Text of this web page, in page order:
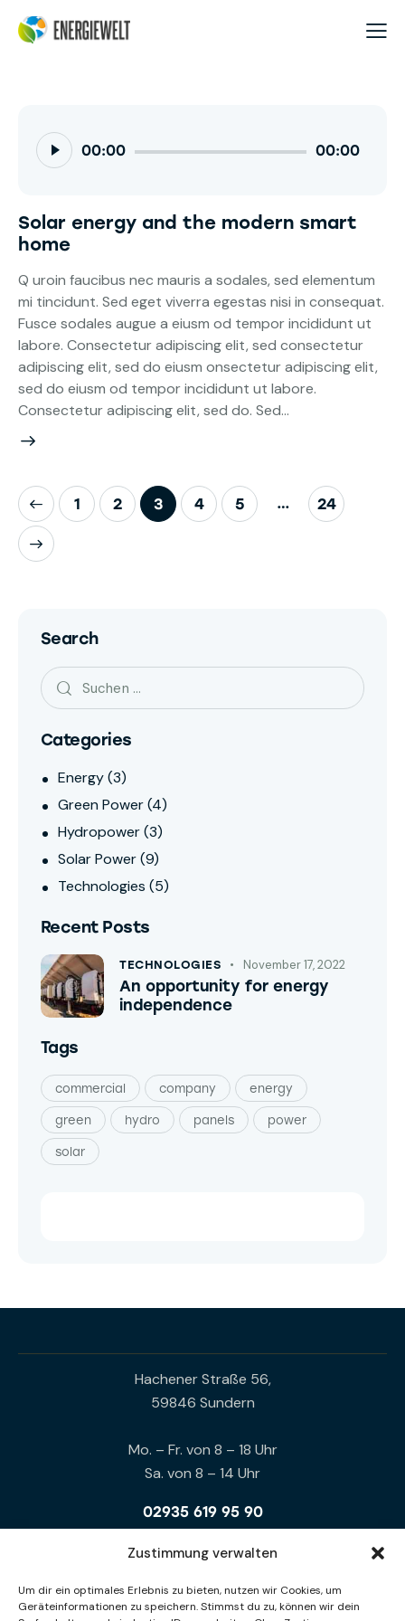
Zustimmung verwalten
Um dir ein optimales Erlebnis zu bieten, nutzen wir Cookies, um
Geräteinformationen zu speichern. Stimmst du zu, können wir dein
Audio-
Player 00:00 00:00
Solar energy and the modern smart
home
Q uroin faucibus nec mauris a sodales, sed elementum
mi tincidunt. Sed eget viverra egestas nisi in consequat.
Fusce sodales augue a eiusm od tempor incididunt ut
labore. Consectetur adipiscing elit, sed consectetur
adipiscing elit, sed do eiusm onsectetur adipiscing elit,
sed do eiusm od tempor incididunt ut labore.
Consectetur adipiscing elit, sed do. Sed…
1 2 3 4 5 … 24
Search
Categories
Energy(3)
Green Power(4)
Hydropower(3)
Solar Power(9)
Technologies (5)
Recent Posts
TECHNOLOGIES November 17, 2022
An opportunity for energy
independence
Tags
commercial company energy
green hydro panels power
solar
Hachener Straße 56,
59846 Sundern
Mo. – Fr. von 8 – 18 Uhr
Sa. von 8 – 14 Uhr
02935 619 95 90
info@energie-welt.online